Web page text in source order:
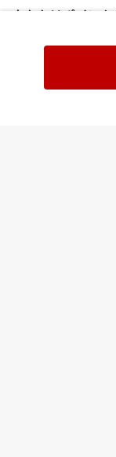
あなたはポイント